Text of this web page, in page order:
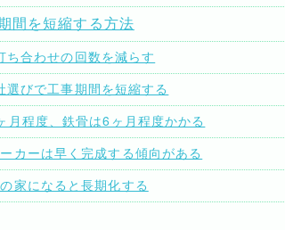
間を短縮する方法
合わせの回数を減らす
びで工事期間を短縮する
月程度、鉄骨は6ヶ月程度かかる
ーカーは早く完成する傾向がある
家になると長期化する